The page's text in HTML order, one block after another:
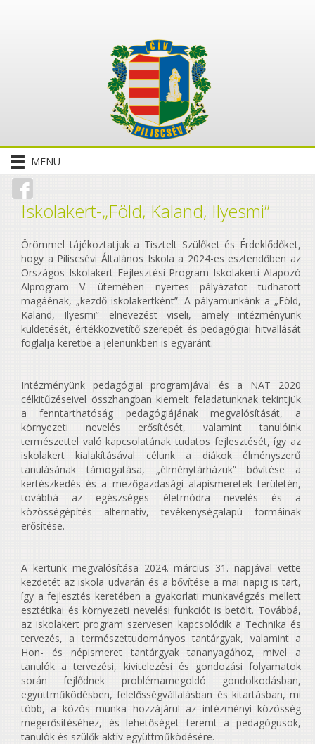
MENU
Iskolakert-„Föld, Kaland, Ilyesmi”
Örömmel tájékoztatjuk a Tisztelt Szülőket és Érdeklődőket,
hogy a Piliscsévi Általános Iskola a 2024-es esztendőben az
Országos Iskolakert Fejlesztési Program Iskolakerti Alapozó
Alprogram V. ütemében nyertes pályázatot tudhatott
magáénak, „kezdő iskolakertként”. A pályamunkánk a „Föld,
Kaland, Ilyesmi” elnevezést viseli, amely intézményünk
küldetését, értékközvetítő szerepét és pedagógiai hitvallását
foglalja keretbe a jelenünkben is egyaránt.
Intézményünk pedagógiai programjával és a NAT 2020
célkitűzéseivel összhangban kiemelt feladatunknak tekintjük
a fenntarthatóság pedagógiájának megvalósítását, a
környezeti nevelés erősítését, valamint tanulóink
természettel való kapcsolatának tudatos fejlesztését, így az
iskolakert kialakításával célunk a diákok élményszerű
tanulásának támogatása, „élménytárházuk” bővítése a
kertészkedés és a mezőgazdasági alapismeretek területén,
továbbá az egészséges életmódra nevelés és a
közösségépítés alternatív, tevékenységalapú formáinak
erősítése.
A kertünk megvalósítása 2024. március 31. napjával vette
kezdetét az iskola udvarán és a bővítése a mai napig is tart,
így a fejlesztés keretében a gyakorlati munkavégzés mellett
esztétikai és környezeti nevelési funkciót is betölt. Továbbá,
az iskolakert program szervesen kapcsolódik a Technika és
tervezés, a természettudományos tantárgyak, valamint a
Hon- és népismeret tantárgyak tananyagához, mivel a
tanulók a tervezési, kivitelezési és gondozási folyamatok
során fejlődnek problémamegoldó gondolkodásban,
együttműködésben, felelősségvállalásban és kitartásban, mi
több, a közös munka hozzájárul az intézményi közösség
megerősítéséhez, és lehetőséget teremt a pedagógusok,
tanulók és szülők aktív együttműködésére.